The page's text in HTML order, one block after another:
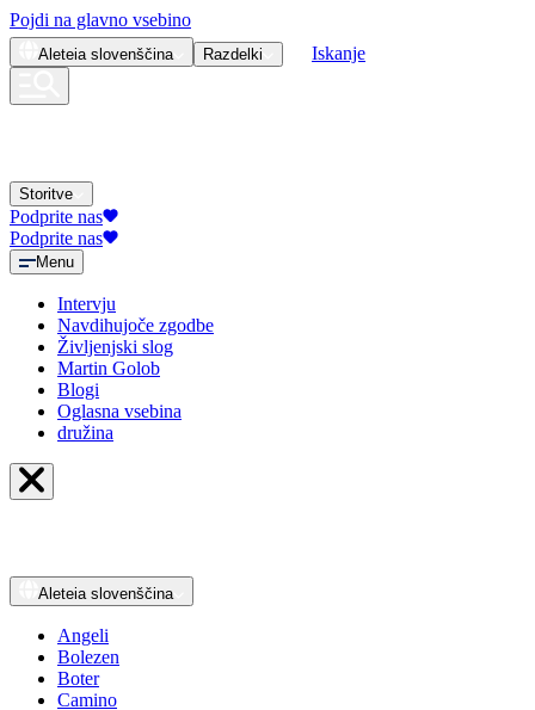
Pojdi na glavno vsebino
Aleteia slovenščina Razdelki Iskanje
Storitve
Podprite nas
Podprite nas
Menu
Intervju
Navdihujoče zgodbe
Življenjski slog
Martin Golob
Blogi
Oglasna vsebina
družina
Aleteia slovenščina
Angeli
Bolezen
Boter
Camino